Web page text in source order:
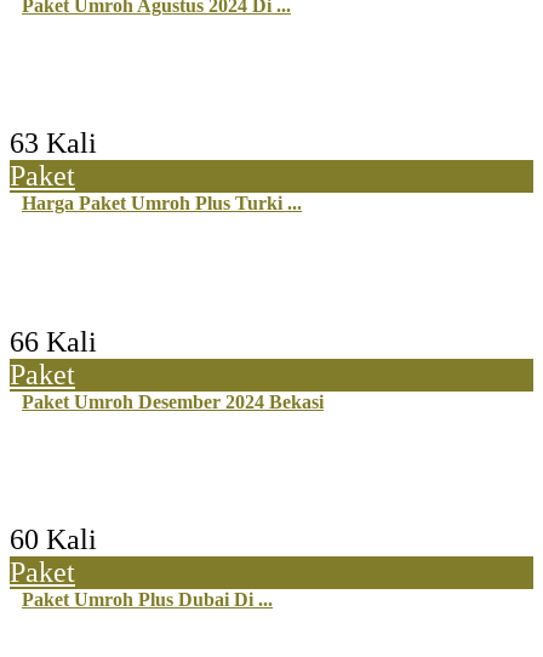
Paket Umroh Agustus 2024 Di ...
63 Kali
Paket
Harga Paket Umroh Plus Turki ...
66 Kali
Paket
Paket Umroh Desember 2024 Bekasi
60 Kali
Paket
Paket Umroh Plus Dubai Di ...